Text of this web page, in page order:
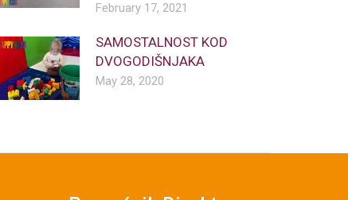
February 17, 2021
SAMOSTALNOST KOD
DVOGODIŠNJAKA
May 28, 2020